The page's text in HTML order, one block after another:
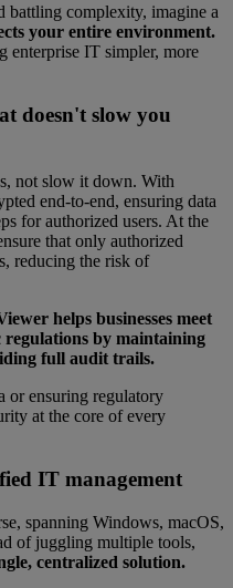
battling complexity, imagine a
your entire environment.
enterprise IT simpler, more
doesn't slow you
not slow it down. With
end-to-end, ensuring data
for authorized users. At the
that only authorized
reducing the risk of
helps businesses meet
by maintaining
full audit trails.
or ensuring regulatory
at the core of every
IT management
spanning Windows, macOS,
of juggling multiple tools,
centralized solution.